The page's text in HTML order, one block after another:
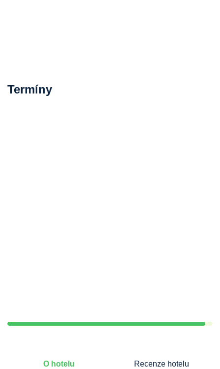
Termíny
O hotelu Recenze hotelu